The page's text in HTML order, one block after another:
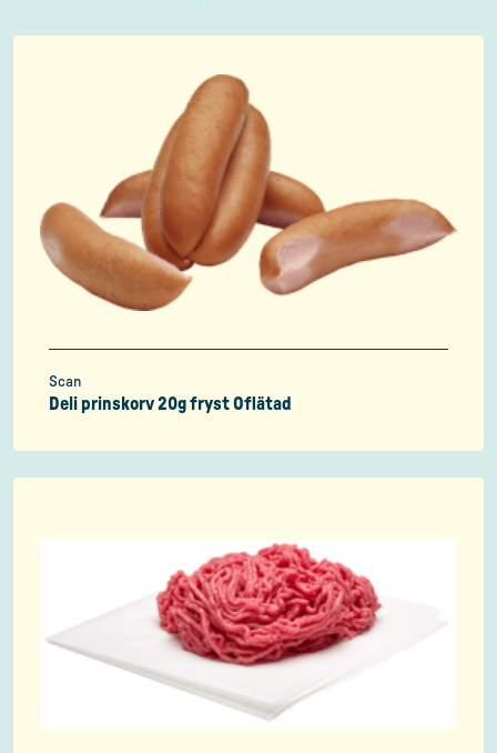
Scan
Deli prinskorv 20g fryst Oflätad